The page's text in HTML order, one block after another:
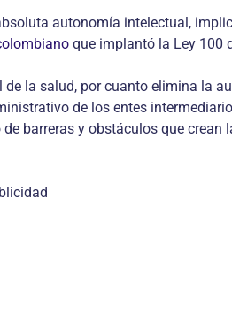
autonomía intelectual,
que implantó la Ley 100
la salud, por cuanto elimina la
de los entes
barreras y obstáculos que